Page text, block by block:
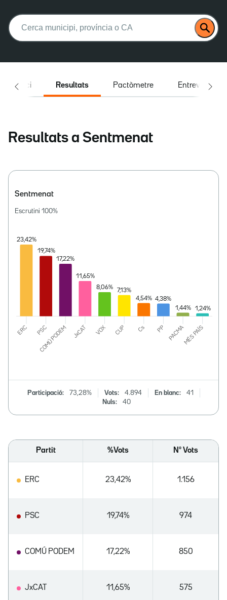
Buscar:
Inici Resultats Pactòmetre Entrevistes
Resultats a Sentmenat
Sentmenat
Escrutini 100%
Participació: 73,28% Vots: 4.894 En blanc:
41
Nuls:
40
Partit %Vots Nº Vots
ERC 23,42% 1.156
PSC 19,74% 974
COMÚ PODEM 17,22% 850
JxCAT 11,65% 575